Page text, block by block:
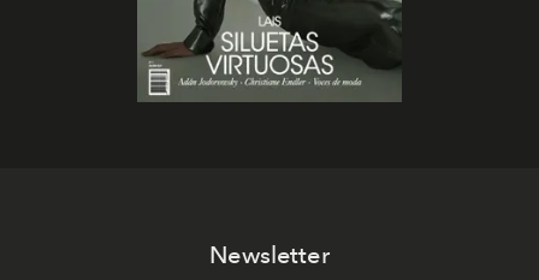
Newsletter